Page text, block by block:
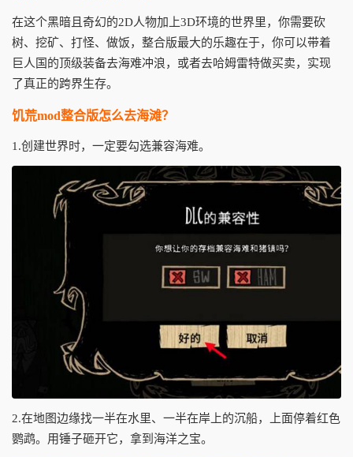
在这个黑暗且奇幻的2D人物加上3D环境的世界里，你需要砍
树、挖矿、打怪、做饭，整合版最大的乐趣在于，你可以带着
巨人国的顶级装备去海难冲浪，或者去哈姆雷特做买卖，实现
了真正的跨界生存。
饥荒mod整合版怎么去海滩？
1.创建世界时，一定要勾选兼容海难。
2.在地图边缘找一半在水里、一半在岸上的沉船，上面停着红色
鹦鹉。用锤子砸开它，拿到海洋之宝。